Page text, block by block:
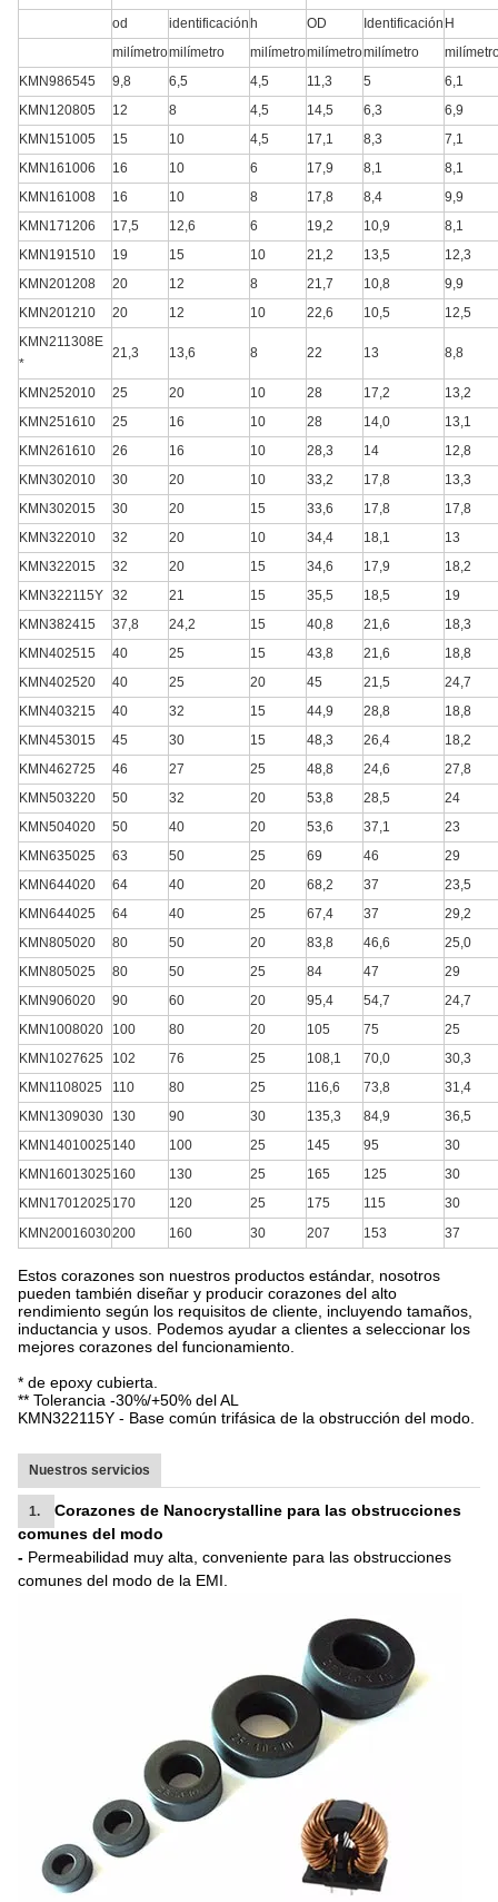
od identificaciónh OD Identificación H
milímetromilímetro milímetromilímetromilímetro
KMN986545
9,8 6,5 4,5 11,3 5
6,1
KMN120805
12 8 4,5 14,5 6,3
6,9
KMN151005
15 10 4,5 17,1 8,3
7,1
KMN161006
16 10 6 17,9 8,1
8,1
KMN161008
16 10 8 17,8 8,4
9,9
KMN171206
17,5 12,6 6 19,2 10,9
8,1
KMN191510
19 15 10 21,2 13,5
12,3
KMN201208
20 12 8 21,7 10,8
9,9
KMN201210
20 12 10 22,6 10,5
12,5
KMN211308E
*
21,3 13,6 8 22 13 8,8
KMN252010 25 20 10 28 17,2
13,2
KMN251610
25 16 10 28 14,0
13,1
KMN261610
26 16 10 28,3 14
12,8
KMN302010
30 20 10 33,2 17,8
13,3
KMN302015
30 20 15 33,6 17,8
17,8
KMN322010
32 20 10 34,4 18,1
13
KMN322015
32 20 15 34,6 17,9
18,2
KMN322115Y 32 21 15 35,5 18,5
19
KMN382415
37,8 24,2 15 40,8 21,6
18,3
KMN402515
40 25 15 43,8 21,6
18,8
KMN402520
40 25 20 45 21,5
24,7
KMN403215
40 32 15 44,9 28,8
18,8
KMN453015
45 30 15 48,3 26,4
18,2
KMN462725
46 27 25 48,8 24,6
27,8
KMN503220
50 32 20 53,8 28,5
24
KMN504020
50 40 20 53,6 37,1
23
KMN635025
63 50 25 69 46
29
KMN644020
64 40 20 68,2 37
23,5
KMN644025
64 40 25 67,4 37
29,2
KMN805020
80 50 20 83,8 46,6
25,0
KMN805025
80 50 25 84 47
29
KMN906020
90 60 20 95,4 54,7
24,7
KMN1008020
100 80 20 105 75
25
KMN1027625
102 76 25 108,1 70,0
30,3
KMN1108025
110 80 25 116,6 73,8
31,4
KMN1309030
130 90 30 135,3 84,9
36,5
KMN14010025 140 100 25 145 95
30
KMN16013025 160 130 25 165 125
30
KMN17012025 170 120 25 175 115
30
KMN20016030200 160 30 207 153 37
Estos corazones son nuestros productos estándar, nosotros
pueden también diseñar y producir corazones del alto
rendimiento según los requisitos de cliente, incluyendo tamaños,
inductancia y usos. Podemos ayudar a clientes a seleccionar los
mejores corazones del funcionamiento.
* de epoxy cubierta.
** Tolerancia -30%/+50% del AL
KMN322115Y - Base común trifásica de la obstrucción del modo.
Nuestros servicios
1.
Corazones de Nanocrystalline para las obstrucciones
comunes del modo
- Permeabilidad muy alta, conveniente para las obstrucciones
comunes del modo de la EMI.